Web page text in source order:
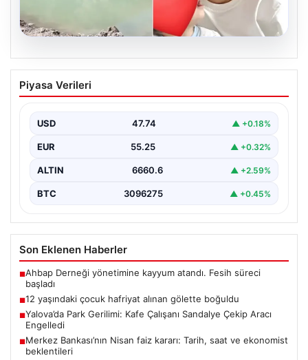
06.08.2026
12 yaşındaki çocuk hafriyat alınan
gölette boğuldu
Oluşan Gölette Boğuldu", "content": "Erzurum’un Oltu
ilçesinde…
Piyasa Verileri
USD 47.74 ▲ +0.18%
EUR 55.25 ▲ +0.32%
ALTIN 6660.6 ▲ +2.59%
BTC 3096275 ▲ +0.45%
Son Eklenen Haberler
■Ahbap Derneği yönetimine kayyum atandı. Fesih süreci
başladı
■12 yaşındaki çocuk hafriyat alınan gölette boğuldu
■Yalova’da Park Gerilimi: Kafe Çalışanı Sandalye Çekip Aracı
Engelledi
■Merkez Bankası’nın Nisan faiz kararı: Tarih, saat ve ekonomist
beklentileri